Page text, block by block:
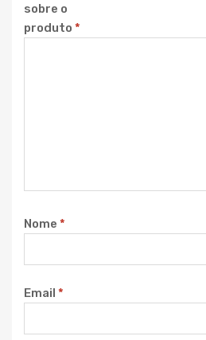
sobre o
produto *
Nome *
Email *